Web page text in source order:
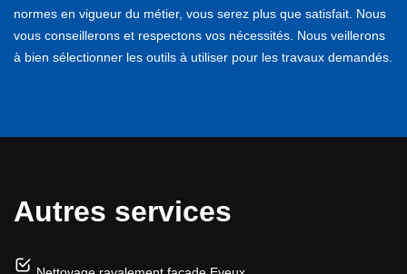
normes en vigueur du métier, vous serez plus que satisfait. Nous
vous conseillerons et respectons vos nécessités. Nous veillerons
à bien sélectionner les outils à utiliser pour les travaux demandés.
Autres services